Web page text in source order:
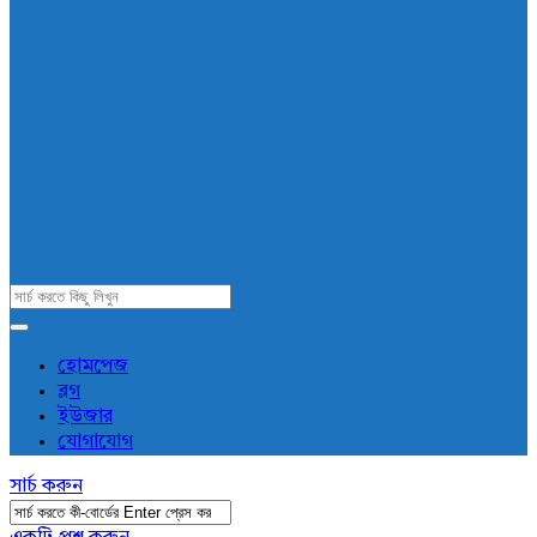
AddaBuzz.net
Navigation
হোমপেজ
ব্লগ
ইউজার
যোগাযোগ
সার্চ করুন